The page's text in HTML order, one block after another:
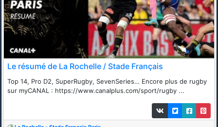
Le résumé de La Rochelle / Stade Français
Top 14, Pro D2, SuperRugby, SevenSeries… Encore plus de rugby
sur myCANAL : https://www.canalplus.com/sport/rugby ...